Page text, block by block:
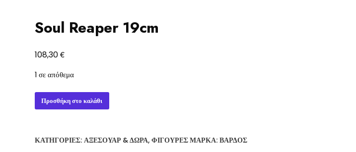
Soul Reaper 19cm
108,30€
1 σε απόθεμα
Soul
Reaper
Προσθήκη στο καλάθι
ΚΑΤΗΓΟΡΊΕΣ: ΑΞΕΣΟΥΆΡ & ΔΏΡΑ, ΦΙΓΟΎΡΕΣΜΆΡΚΑ: ΒΆΡΔΟΣ